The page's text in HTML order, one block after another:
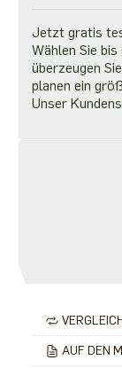
Jetzt gratis
Wählen Sie
überzeugen
planen ein
Unser
AUF DEN